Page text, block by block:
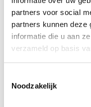
partners voor social
partners kunnen deze
informatie die u aan
verzameld op basis
Noodzakelijk
rechter borst